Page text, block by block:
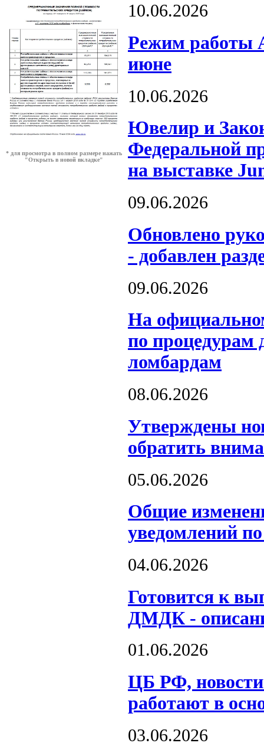
* для просмотра в полном размере нажать
"Открыть в новой вкладке"
10.06.2026
Режим работы
июне
10.06.2026
Ювелир и
Федеральной
на выставке
09.06.2026
Обновлено
- добавлен
09.06.2026
На
по процедурам
ломбардам
08.06.2026
️Утверждены
обратить
05.06.2026
Общие
уведомлений
04.06.2026
Готовится к
ДМДК -
01.06.2026
ЦБ РФ, новости
работают в
03.06.2026